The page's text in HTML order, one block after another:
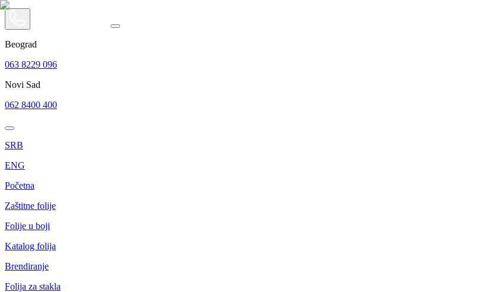
Beograd
063 8229 096
Novi Sad
062 8400 400
SRB
ENG
Početna
Zaštitne folije
Folije u boji
Katalog folija
Brendiranje
Folija za stakla